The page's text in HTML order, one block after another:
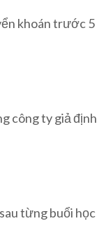
khoán trước 5
công ty giả định
từng buổi học